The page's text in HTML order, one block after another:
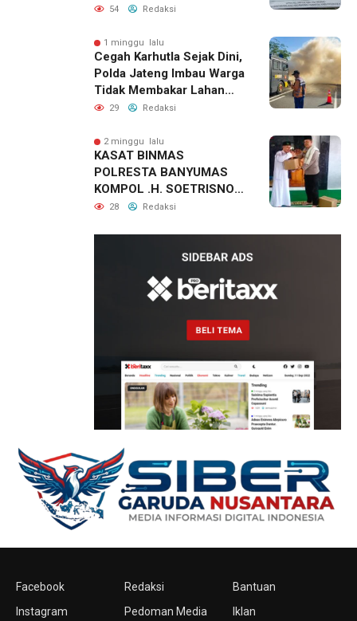
Saluran Irigasi Diduga
54 Redaksi
1 minggu lalu
Cegah Karhutla Sejak Dini,
Polda Jateng Imbau Warga
Tidak Membakar Lahan
dan Segera Laporkan Titik
29 Redaksi
2 minggu lalu
KASAT BINMAS
POLRESTA BANYUMAS
KOMPOL .H. SOETRISNO.
SH. MH KHOTBAH JUM’AT
28 Redaksi
Facebook
Instagram
Redaksi
Pedoman Media
Bantuan
Iklan